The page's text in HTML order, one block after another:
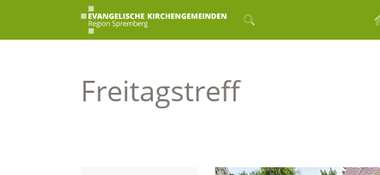
Freitagstreff